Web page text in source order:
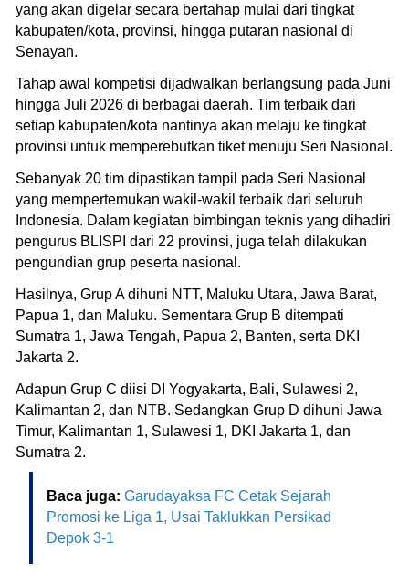
yang akan digelar secara bertahap mulai dari tingkat
kabupaten/kota, provinsi, hingga putaran nasional di
Senayan.
Tahap awal kompetisi dijadwalkan berlangsung pada Juni
hingga Juli 2026 di berbagai daerah. Tim terbaik dari
setiap kabupaten/kota nantinya akan melaju ke tingkat
provinsi untuk memperebutkan tiket menuju Seri Nasional.
Sebanyak 20 tim dipastikan tampil pada Seri Nasional
yang mempertemukan wakil-wakil terbaik dari seluruh
Indonesia. Dalam kegiatan bimbingan teknis yang dihadiri
pengurus BLISPI dari 22 provinsi, juga telah dilakukan
pengundian grup peserta nasional.
Hasilnya, Grup A dihuni NTT, Maluku Utara, Jawa Barat,
Papua 1, dan Maluku. Sementara Grup B ditempati
Sumatra 1, Jawa Tengah, Papua 2, Banten, serta DKI
Jakarta 2.
Adapun Grup C diisi DI Yogyakarta, Bali, Sulawesi 2,
Kalimantan 2, dan NTB. Sedangkan Grup D dihuni Jawa
Timur, Kalimantan 1, Sulawesi 1, DKI Jakarta 1, dan
Sumatra 2.
Baca juga: Garudayaksa FC Cetak Sejarah
Promosi ke Liga 1, Usai Taklukkan Persikad
Depok 3-1